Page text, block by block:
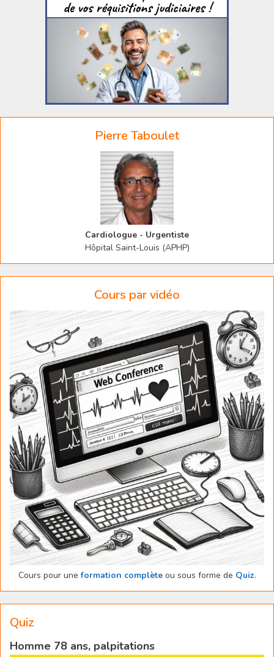
Pierre Taboulet
Cardiologue - Urgentiste
Hôpital Saint-Louis (APHP)
Cours par vidéo
Cours pour uneformation complèteou sous forme de Quiz.
Quiz
Homme 78 ans, palpitations